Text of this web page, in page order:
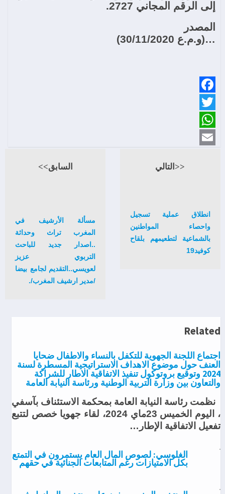
إلى الرقم المجاني 2727.
المصدر
…(و.م.ع 30/11/2020)
Facebook
Twitter
WhatsApp
السابق>>
مسألة الأرشيف في
المغرب تراث وحداثة
..اصدار جديد للباحث
التربوي عزيز
لعويسي..التقديم لجامع بيضا
/مدير ارشيف المغرب/.
<<التالي
انطلاق عملية تسجيل
واحصاء المواطنين
بالشماعية لتطعيمهم بلقاح
كوفيد19
Related
اجتماع اللجنة الجهوية للتكفل بالنساء والاطفال ضحايا
العنف حول موضوع الاهداف الاستراتيجية المسطرة لسنة
2024 وتوقيع بروتوكول تنفيذ الاتفاقية الاطار للشراكة
والتعاون بين وزارة التربية الوطنية ورئاسة النيابة العامة
نظمت رئاسة النيابة العامة بمحكمة الاستئناف بآسفي
، اليوم الخميس 23ماي 2024، لقاء جهويا خصص لتتبع
تفعيل الاتفاقية الإطار…
الغلوسي: لصوص المال العام يستمرون في التمتع
بكل الامتيازات رغم المتابعات الجنائية في حقهم